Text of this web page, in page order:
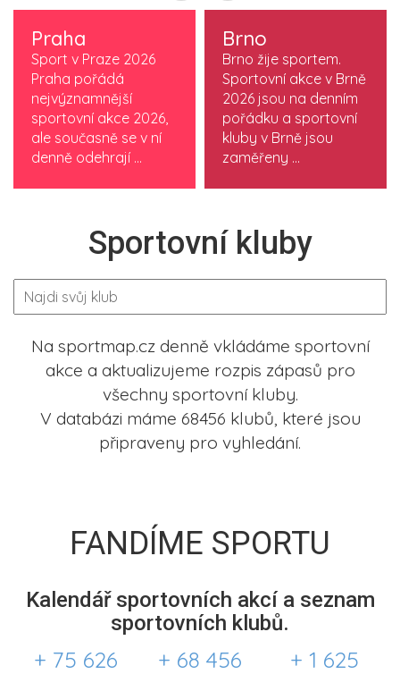
Praha
Sport v Praze 2026
Praha pořádá
nejvýznamnější
sportovní akce 2026,
ale současně se v ní
denně odehrají ...
Brno
Brno žije sportem.
Sportovní akce v Brně
2026 jsou na denním
pořádku a sportovní
kluby v Brně jsou
zaměřeny ...
Sportovní kluby
Na sportmap.cz denně vkládáme sportovní
akce a aktualizujeme rozpis zápasů pro
všechny sportovní kluby.
V databázi máme 68456 klubů, které jsou
připraveny pro vyhledání.
FANDÍME SPORTU
Kalendář sportovních akcí a seznam
sportovních klubů.
+ 75 626 + 68 456 + 1 625